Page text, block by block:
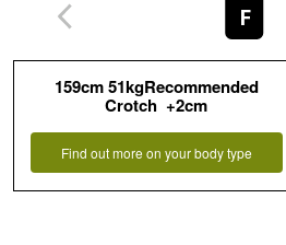
F
159cm 51kgRecommended
Crotch +2cm
Find out more on your body type